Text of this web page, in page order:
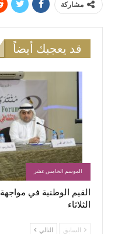
مشاركة
قد يعجبك أيضاً
الموسم الخامس عشر
القيم الوطنية في
الثلاثاء
السابق التالي